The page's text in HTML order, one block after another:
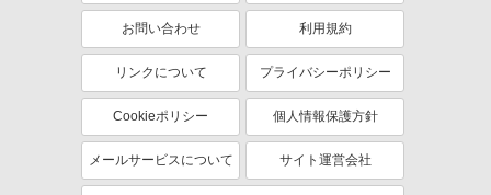
ミドル（40代～）活躍中
ボーナス・賞与あり
車通勤OK
交通費支給
社会保険あり
産休・育休取得実績あり
お問い合わせ 利用規約
リンクについて プライバシーポリシー
Cookieポリシー 個人情報保護方針
メールサービスについて サイト運営会社